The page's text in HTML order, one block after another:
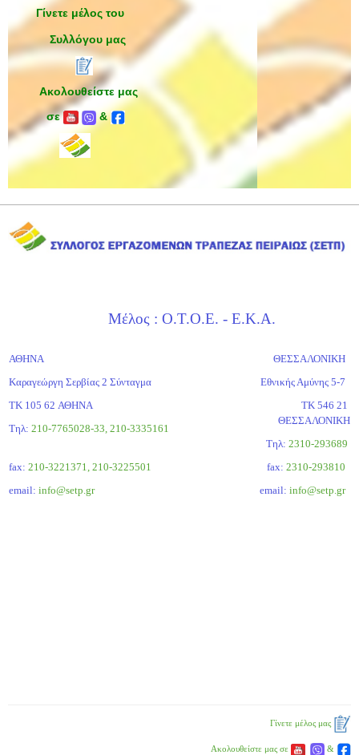
Γίνετε μέλος του
Συλλόγου μας
Ακολουθείστε μας
σε
&
Μέλος : Ο.Τ.Ο.Ε. - Ε.Κ.Α.
ΑΘΗΝΑ
Καραγεώργη Σερβίας 2 Σύνταγμα
ΤΚ 105 62 ΑΘΗΝΑ
Τηλ: 210-7765028-33, 210-3335161
fax: 210-3221371, 210-3225501
email: info@setp.gr
ΘΕΣΣΑΛΟΝΙΚΗ
Εθνικής Αμύνης 5-7
ΤΚ 546 21
ΘΕΣΣΑΛΟΝΙΚΗ
Tηλ: 2310-293689
fax: 2310-293810
email: info@setp.gr
Γίνετε μέλος μας
Ακολουθείστε μας σε &